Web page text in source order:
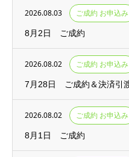
2026.08.03 ご成約 お申込み
8月2日 ご成約
2026.08.02 ご成約 お申込み
7月28日 ご成約＆決済引
2026.08.02 ご成約 お申込み
8月1日 ご成約